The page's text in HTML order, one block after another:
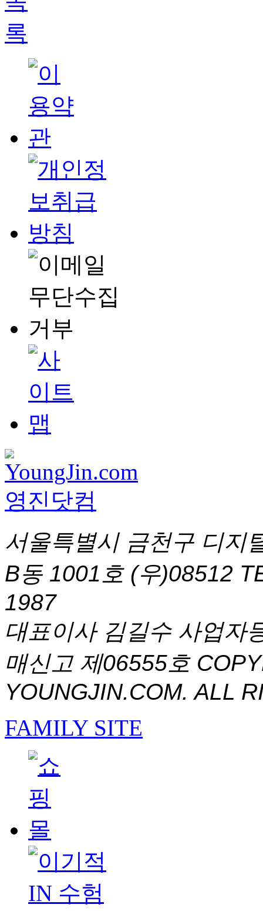
서울특별시 금천구 디지
B동 1001호 (우)08512
1987
대표이사 김길수 사업자
매신고 제06555호
YOUNGJIN.COM. ALL
FAMILY SITE